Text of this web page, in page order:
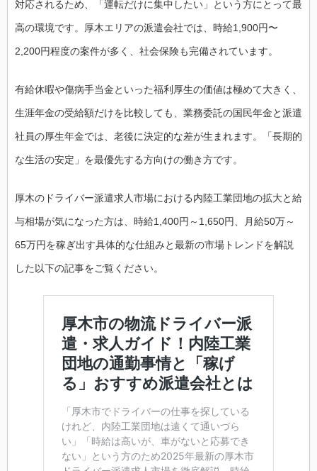
対応されるため、「運転だけに集中したい」という方にとって最
高の環境です。厚木エリアの派遣会社では、時給1,900円〜
2,200円程度の案件が多く、社会保険も完備されています。
有給休暇や傷病手当金といった福利厚生の価値は極めて大きく、
生涯年金の受給額だけを比較しても、業務委託の国民年金と派遣
社員の厚生年金では、老後に決定的な差が生まれます。「長期的
な生活の安定」を最優先する方向けの働き方です。
厚木のドライバー派遣求人市場における内陸工業団地の拡大と給
与相場が気になった方は、時給1,400円～1,650円、月給50万～
65万円を稼ぎ出す具体的な仕組みと最新の市場トレンドを解説
した以下の記事をご覧ください。